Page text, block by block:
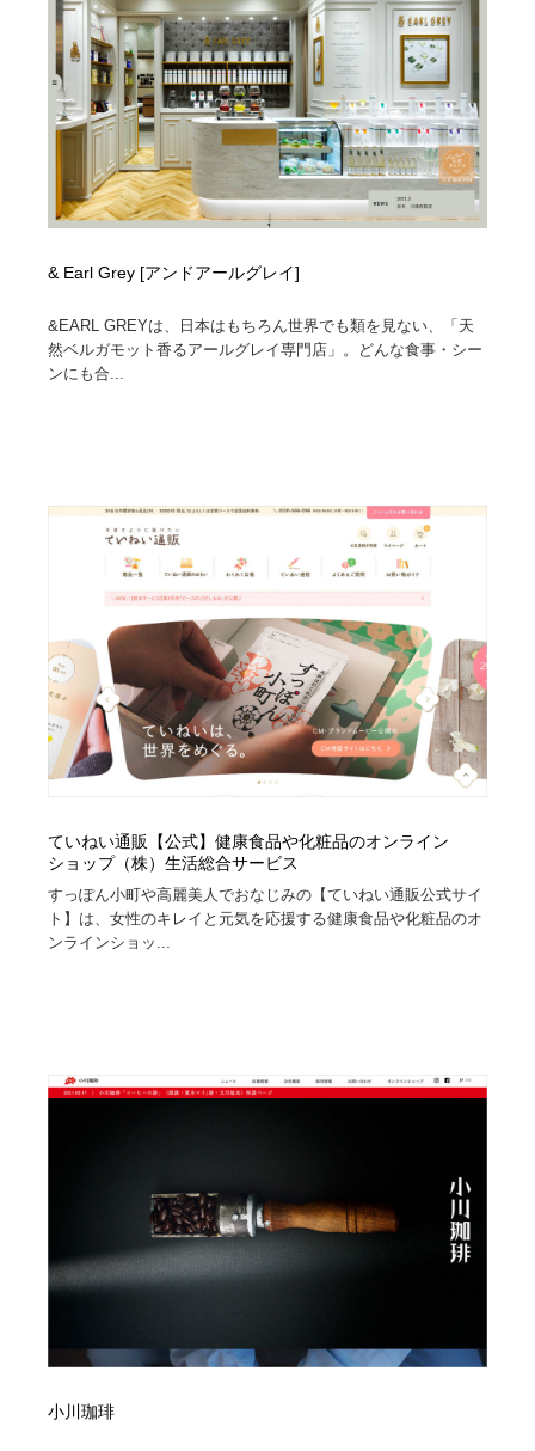
& Earl Grey [アンドアールグレイ]
&EARL GREYは、日本はもちろん世界でも類を見ない、「天
然ベルガモット香るアールグレイ専門店」。どんな食事・シー
ンにも合...
ていねい通販【公式】健康食品や化粧品のオンライン
ショップ（株）生活総合サービス
すっぽん小町や高麗美人でおなじみの【ていねい通販公式サイ
ト】は、女性のキレイと元気を応援する健康食品や化粧品のオ
ンラインショッ...
小川珈琲